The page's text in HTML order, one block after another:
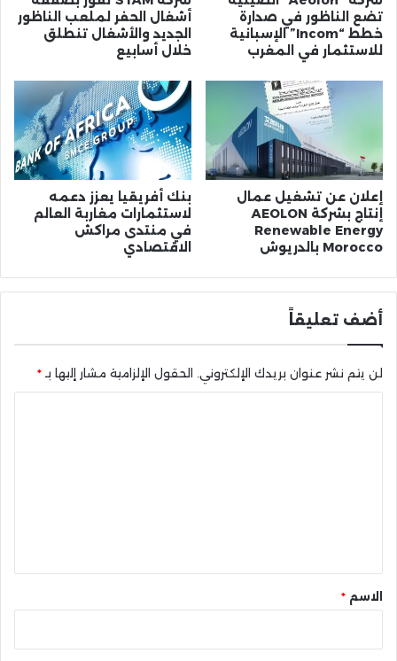
تضع الناظور في صدارة
خطط “Incom” الإسبانية
للاستثمار في المغرب
أشغال الحفر لملعب الناظور
الجديد والأشغال تنطلق
خلال أسابيع
إعلان عن تشغيل عمال
إنتاج بشركة AEOLON
Renewable Energy
Morocco بالدريوش
بنك أفريقيا يعزز دعمه
لاستثمارات مغاربة العالم
في منتدى مراكش
الاقتصادي
أضف تعليقاً
لن يتم نشر عنوان بريدك الإلكتروني. الحقول الإلزامية مشار إليها بـ*
* الاسم *